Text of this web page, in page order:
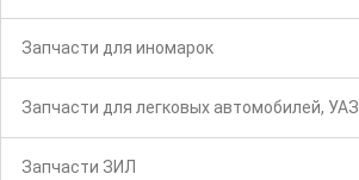
Запчасти для иномарок
Запчасти для легковых автомобилей, УАЗ
Запчасти ЗИЛ